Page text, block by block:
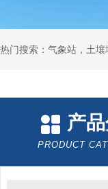
热门搜索：气象站，土
产
PRODUCT